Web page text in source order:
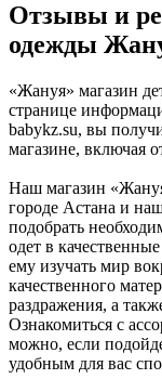
Отзывы и
одежды
«Жануя» магазин
странице
babykz.su, вы
магазине, включая
Наш магазин
городе Астана и
подобрать
одет в
ему изучать мир
качественного
раздражения, а
Ознакомиться с
можно, если
удобным для вас